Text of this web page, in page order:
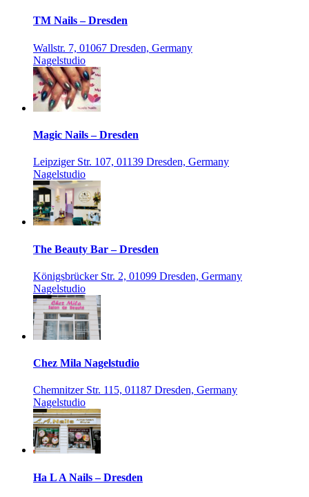
TM Nails – Dresden
Wallstr. 7, 01067 Dresden, Germany
Nagelstudio
Magic Nails – Dresden
Leipziger Str. 107, 01139 Dresden, Germany
Nagelstudio
The Beauty Bar – Dresden
Königsbrücker Str. 2, 01099 Dresden, Germany
Nagelstudio
Chez Mila Nagelstudio
Chemnitzer Str. 115, 01187 Dresden, Germany
Nagelstudio
Ha L A Nails – Dresden